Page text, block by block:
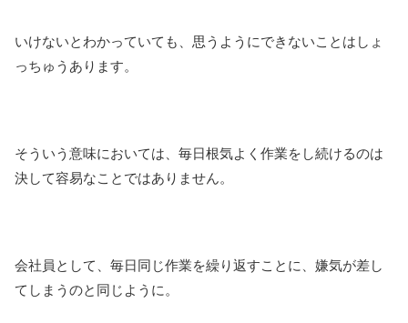
いけないとわかっていても、思うようにできないことはしょ
っちゅうあります。
そういう意味においては、毎日根気よく作業をし続けるのは
決して容易なことではありません。
会社員として、毎日同じ作業を繰り返すことに、嫌気が差し
てしまうのと同じように。